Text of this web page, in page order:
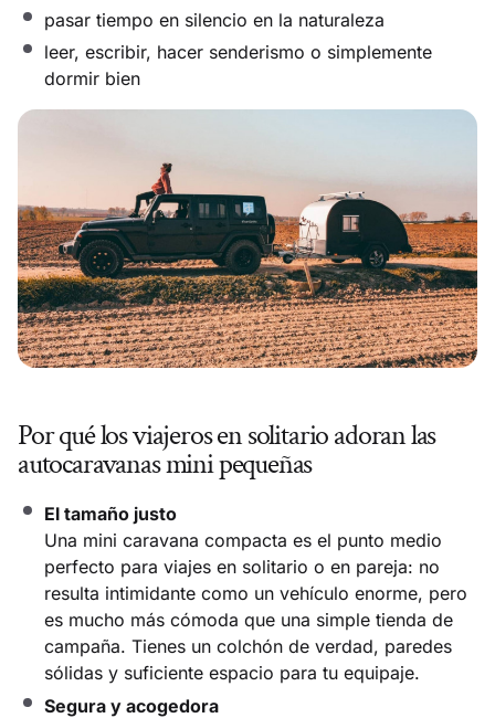
pasar tiempo en silencio en la naturaleza
leer, escribir, hacer senderismo o simplemente
dormir bien
Por qué los viajeros en solitario adoran las
autocaravanas mini pequeñas
El tamaño justo
Una mini caravana compacta es el punto medio
perfecto para viajes en solitario o en pareja: no
resulta intimidante como un vehículo enorme, pero
es mucho más cómoda que una simple tienda de
campaña. Tienes un colchón de verdad, paredes
sólidas y suficiente espacio para tu equipaje.
Segura y acogedora